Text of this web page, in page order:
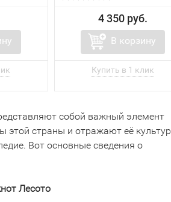
4 350 руб.
В корзину
собой важный элемент
этой страны и отражают её
Вот основные сведения о
Лесото